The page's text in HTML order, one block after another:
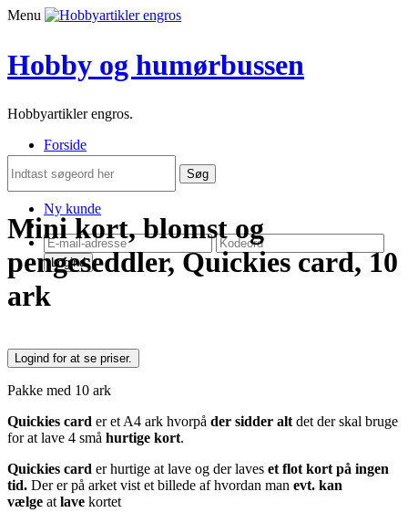
Menu
Hobby og humørbussen
Hobbyartikler engros.
Forside
Nyheder
Om
Ny kunde
Logind
Søg
Mini kort, blomst og
pengeseddler, Quickies card, 10
ark
Logind for at se priser.
Pakke med 10 ark
Quickies card er et A4 ark hvorpå der sidder alt det der skal bruge
for at lave 4 små hurtige kort.
Quickies card er hurtige at lave og der laves et flot kort på ingen
tid. Der er på arket vist et billede af hvordan man evt. kan
vælge at lave kortet